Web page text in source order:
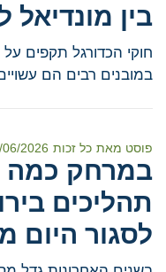
בין מונדיאל
במובנים רבים הם
פוסט מאת כל זכות 06/2026
תהליכים
לסגור היום